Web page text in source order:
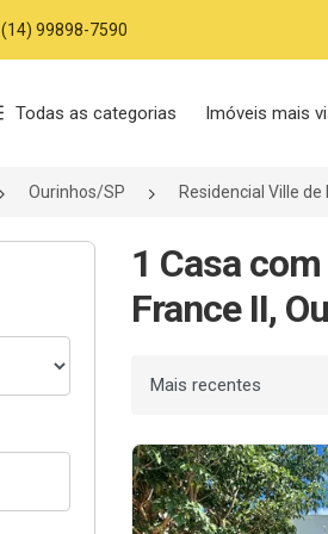
(14) 99898-7590
Todas as categorias Imóveis mais
Ourinhos/SP Residencial Ville de
1 Casa
France II,
Ordenar por